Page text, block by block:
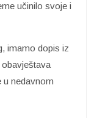
učinilo svoje i
imamo dopis iz
obavještava
u nedavnom